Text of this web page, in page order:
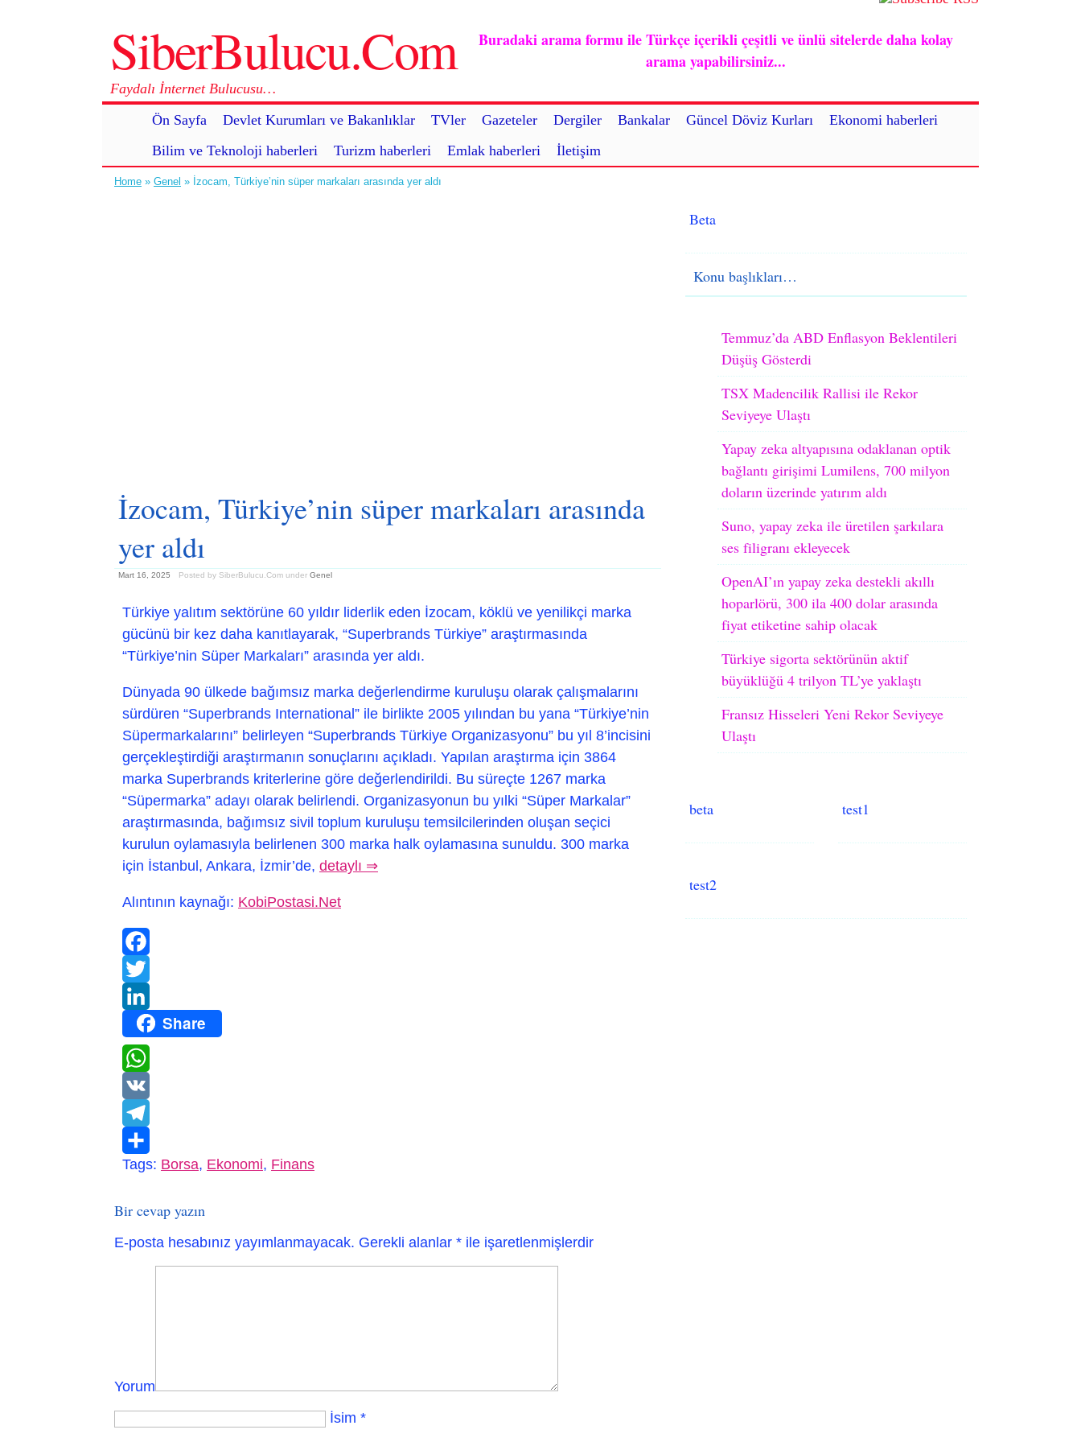
SiberBulucu.Com
Faydalı İnternet Bulucusu…
Ön Sayfa
Devlet Kurumları ve Bakanlıklar TVler Gazeteler Dergiler Bankalar Güncel Döviz Kurları
Ekonomi haberleri
Bilim ve Teknoloji haberleri
Turizm haberleri Emlak haberleri İletişim
Buradaki arama formu ile Türkçe içerikli çeşitli ve ünlü sitelerde daha kolay
arama yapabilirsiniz...
Home » Genel » İzocam, Türkiye’nin süper markaları arasında yer aldı
İzocam, Türkiye’nin süper markaları arasında
yer aldı
Mart 16, 2025 Posted by SiberBulucu.Com under Genel
Türkiye yalıtım sektörüne 60 yıldır liderlik eden İzocam, köklü ve yenilikçi marka
gücünü bir kez daha kanıtlayarak, “Superbrands Türkiye” araştırmasında
“Türkiye’nin Süper Markaları” arasında yer aldı.
Dünyada 90 ülkede bağımsız marka değerlendirme kuruluşu olarak çalışmalarını
sürdüren “Superbrands International” ile birlikte 2005 yılından bu yana “Türkiye’nin
Süpermarkalarını” belirleyen “Superbrands Türkiye Organizasyonu” bu yıl 8’incisini
gerçekleştirdiği araştırmanın sonuçlarını açıkladı. Yapılan araştırma için 3864
marka Superbrands kriterlerine göre değerlendirildi. Bu süreçte 1267 marka
“Süpermarka” adayı olarak belirlendi. Organizasyonun bu yılki “Süper Markalar”
araştırmasında, bağımsız sivil toplum kuruluşu temsilcilerinden oluşan seçici
kurulun oylamasıyla belirlenen 300 marka halk oylamasına sunuldu. 300 marka
için İstanbul, Ankara, İzmir’de, detaylı ⇒
Alıntının kaynağı: KobiPostasi.Net
Facebook
Twitter
LinkedInShare
WhatsApp
VK
Telegram
Paylaş
Tags: Borsa, Ekonomi, Finans
Bir cevap yazın
E-posta hesabınız yayımlanmayacak. Gerekli alanlar * ile işaretlenmişlerdir
Yorum
İsim *
Beta
Konu başlıkları…
Temmuz’da ABD Enflasyon Beklentileri
Düşüş Gösterdi
TSX Madencilik Rallisi ile Rekor
Seviyeye Ulaştı
Yapay zeka altyapısına odaklanan optik
bağlantı girişimi Lumilens, 700 milyon
doların üzerinde yatırım aldı
Suno, yapay zeka ile üretilen şarkılara
ses filigranı ekleyecek
OpenAI’ın yapay zeka destekli akıllı
hoparlörü, 300 ila 400 dolar arasında
fiyat etiketine sahip olacak
Türkiye sigorta sektörünün aktif
büyüklüğü 4 trilyon TL’ye yaklaştı
Fransız Hisseleri Yeni Rekor Seviyeye
Ulaştı
beta test1
test2